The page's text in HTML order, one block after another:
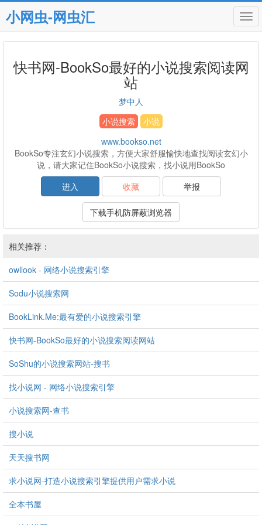
小网虫-网虫汇
快书网-BookSo最好的小说搜索阅读网
站
梦中人
小说搜索
小说
www.bookso.net
BookSo专注玄幻小说搜索，方便大家舒服愉快地查找阅读玄幻小
说，请大家记住BookSo小说搜索，找小说用BookSo
进入
收藏 举报
下载手机防屏蔽浏览器
相关推荐：
owllook - 网络小说搜索引擎
Sodu小说搜索网
BookLink.Me:最有爱的小说搜索引擎
快书网-BookSo最好的小说搜索阅读网站
SoShu的小说搜索网站-搜书
找小说网 - 网络小说搜索引擎
小说搜索网-查书
搜小说
天天搜书网
求小说网-打造小说搜索引擎提供用户需求小说
全本书屋